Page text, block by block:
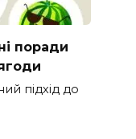
поради
підхід до